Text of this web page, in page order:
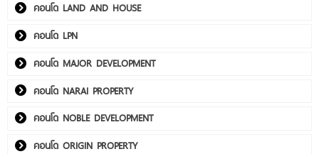
คอนโด LAND AND HOUSE
คอนโด LPN
คอนโด MAJOR DEVELOPMENT
คอนโด NARAI PROPERTY
คอนโด NOBLE DEVELOPMENT
คอนโด ORIGIN PROPERTY